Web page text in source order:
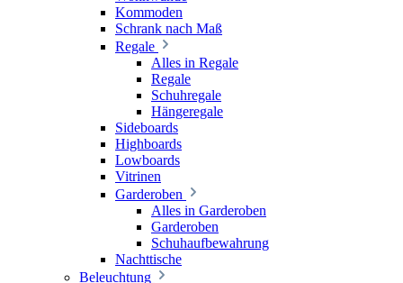
Kommoden
Schrank nach Maß
Regale
Alles in Regale
Regale
Schuhregale
Hängeregale
Sideboards
Highboards
Lowboards
Vitrinen
Garderoben
Alles in Garderoben
Garderoben
Schuhaufbewahrung
Nachttische
Beleuchtung